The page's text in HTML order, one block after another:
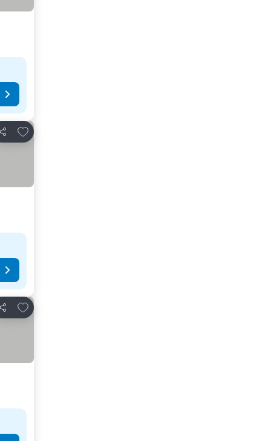
Teilen
Zu Favoriten hinzufügen
Teilen
Zu Favoriten hinzufügen